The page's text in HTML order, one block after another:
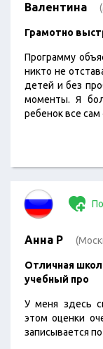
Валентина
Грамотно
Программу
никто не
детей и без
моменты. Я
ребенок все
Анна Р
Отличная
учебный про
У меня здесь
этом оценки
записывается